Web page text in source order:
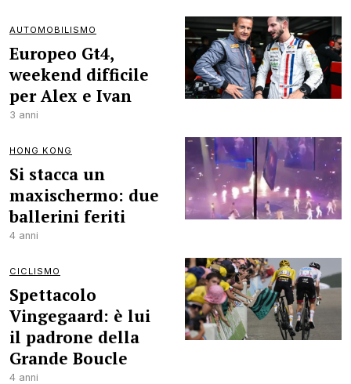
AUTOMOBILISMO
Europeo Gt4,
weekend difficile
per Alex e Ivan
3 anni
HONG KONG
Si stacca un
maxischermo: due
ballerini feriti
4 anni
CICLISMO
Spettacolo
Vingegaard: è lui
il padrone della
Grande Boucle
4 anni